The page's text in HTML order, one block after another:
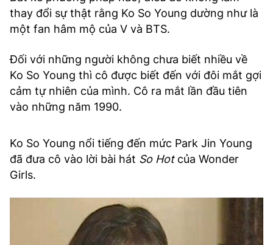
thay đổi sự thật rằng Ko So Young dường như là
một fan hâm mộ của V và BTS.
Đối với những người không chưa biết nhiều về
Ko So Young thì cô được biết đến với đôi mắt gợi
cảm tự nhiên của mình. Cô ra mắt lần đầu tiên
vào những năm 1990.
Ko So Young nổi tiếng đến mức Park Jin Young
đã đưa cô vào lời bài hát So Hotcủa Wonder
Girls.